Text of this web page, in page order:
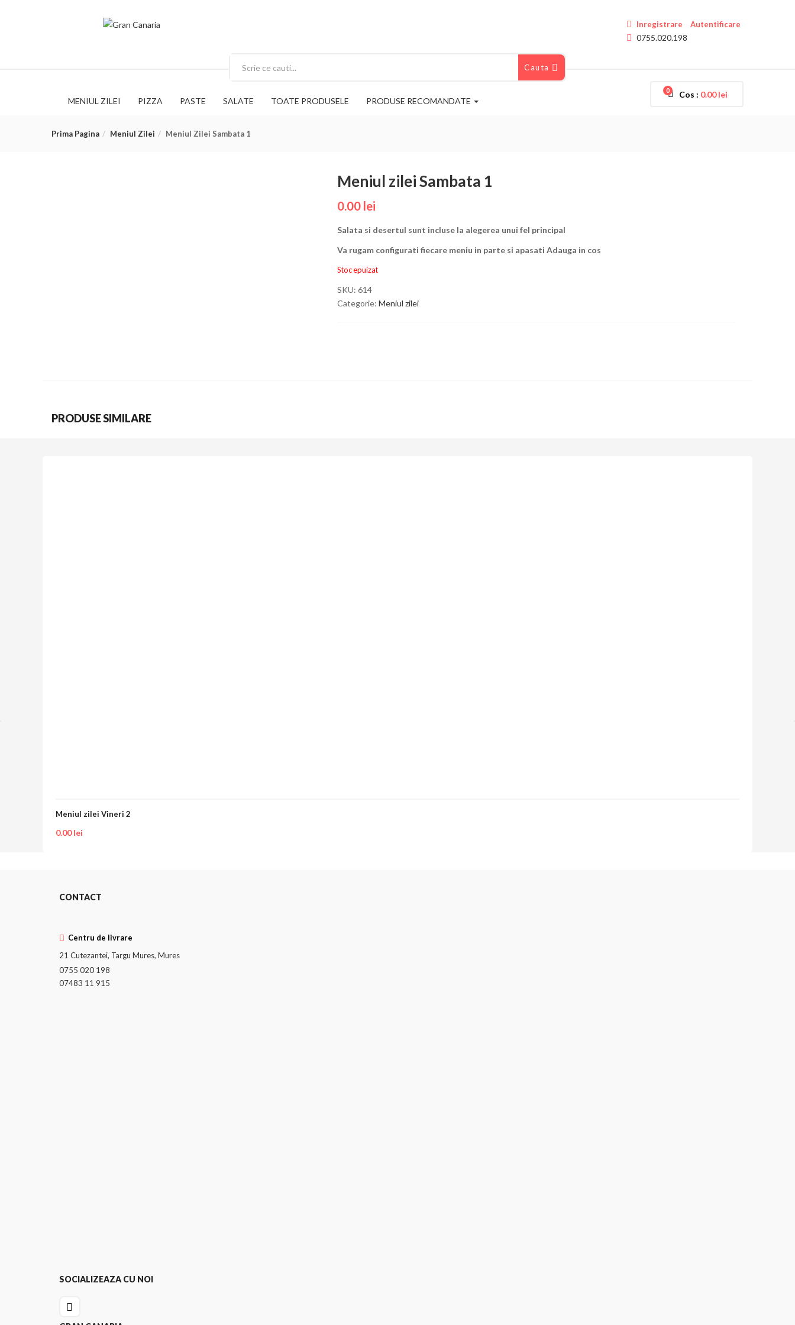
Inregistrare Autentificare
0755.020.198
Cauta
MENIUL ZILEI PIZZA PASTE SALATE TOATE PRODUSELE PRODUSE RECOMANDATE
Cos : 0.00lei
0
Prima Pagina Meniul Zilei Meniul Zilei Sambata 1
Meniul zilei Sambata 1
0.00 lei
Salata si desertul sunt incluse la alegerea unui fel principal
Va rugam configurati fiecare meniu in parte si apasati Adauga in cos
Stoc epuizat
SKU: 614
Categorie: Meniul zilei
PRODUSE SIMILARE
Meniul zilei Vineri 2
0.00lei
CONTACT
Centru de livrare
21 Cutezantei, Targu Mures, Mures
0755 020 198
07483 11 915
SOCIALIZEAZA CU NOI